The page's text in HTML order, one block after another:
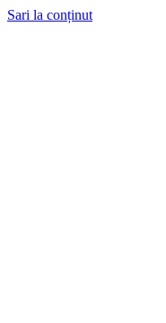
Sari la conținut